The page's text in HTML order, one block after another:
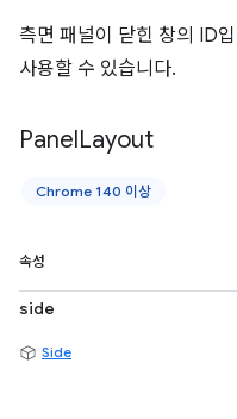
측면 패널이 닫힌 창의 ID
사용할 수 있습니다.
PanelLayout
Chrome 140 이상
속성
side
Side